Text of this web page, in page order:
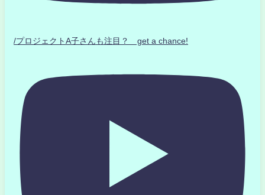
/プロジェクトA子さんも注目？ get a chance!